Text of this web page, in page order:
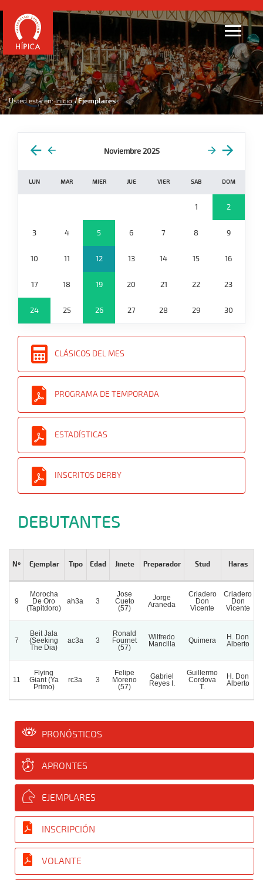
Usted está en: Inicio Ejemplares
Noviembre 2025
LUN MAR MIER JUE VIER SAB DOM
1 2
3 4 5 6 7 8 9
10 11 12 13 14 15 16
17 18 19 20 21 22 23
24 25 26 27 28 29 30
CLÁSICOS DEL MES
PROGRAMA DE TEMPORADA
ESTADÍSTICAS
INSCRITOS DERBY
DEBUTANTES
Nº Ejemplar Tipo Edad Jinete Preparador Stud Haras
9
Morocha
De Oro
(Tapitdoro)
ah3a 3
Jose
Cueto
(57)
Jorge
Araneda
Criadero
Don
Vicente
Criadero
Don
Vicente
7
Beit Jala
(Seeking
The Dia)
ac3a 3
Ronald
Fournet
(57)
Wilfredo
Mancilla
Quimera
H. Don
Alberto
11
Flying
Giant (Ya
Primo)
rc3a 3
Felipe
Moreno
(57)
Gabriel
Reyes I.
Guillermo
Cordova
T.
H. Don
Alberto
PRONÓSTICOS
APRONTES
EJEMPLARES
INSCRIPCIÓN
VOLANTE